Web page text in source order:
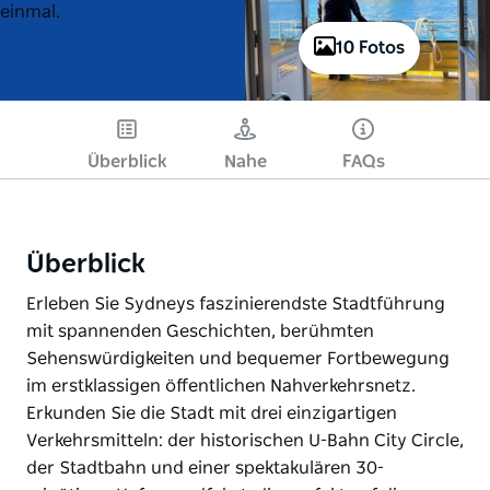
10 Fotos
einmal.
Überblick Nahe FAQs
Überblick
Erleben Sie Sydneys faszinierendste Stadtführung
mit spannenden Geschichten, berühmten
Sehenswürdigkeiten und bequemer Fortbewegung
im erstklassigen öffentlichen Nahverkehrsnetz.
Erkunden Sie die Stadt mit drei einzigartigen
Verkehrsmitteln: der historischen U-Bahn City Circle,
der Stadtbahn und einer spektakulären 30-